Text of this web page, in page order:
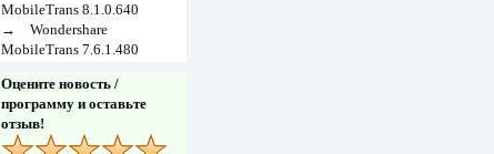
MobileTrans 8.1.0.640
→ Wondershare
MobileTrans 7.6.1.480
Оцените новость /
программу и оставьте
отзыв!